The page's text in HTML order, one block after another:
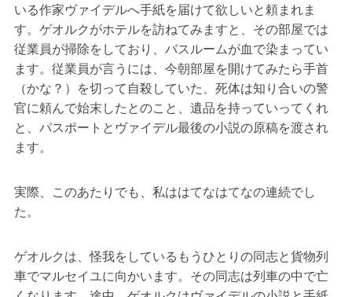
いる作家ヴァイデルへ手紙を届けて欲しいと頼まれま
す。ゲオルクがホテルを訪ねてみますと、その部屋では
従業員が掃除をしており、バスルームが血で染まってい
ます。従業員が言うには、今朝部屋を開けてみたら手首
（かな？）を切って自殺していた、死体は知り合いの警
官に頼んで始末したとのこと、遺品を持っていってくれ
と、パスポートとヴァイデル最後の小説の原稿を渡され
ます。
実際、このあたりでも、私ははてなはてなの連続でし
た。
ゲオルクは、怪我をしているもうひとりの同志と貨物列
車でマルセイユに向かいます。その同志は列車の中で亡